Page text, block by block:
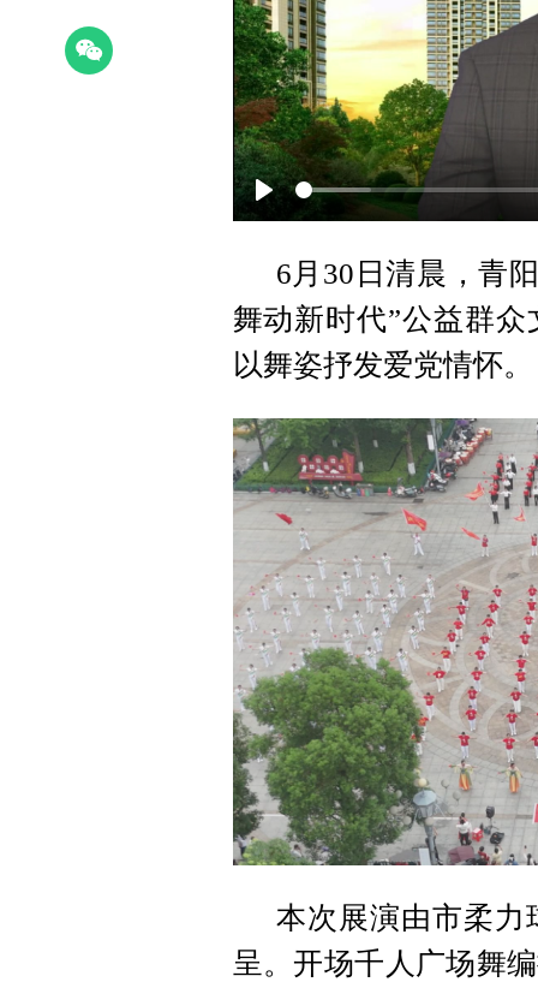
Play
6月30日清晨，青
舞动新时代”公益群
以舞姿抒发爱党情怀。
本次展演由市柔力
呈。开场千人广场舞